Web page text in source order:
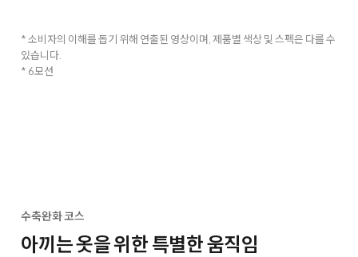
* 소비자의 이해를 돕기 위해 연출된 영상이며, 제품별 색상 및 스펙은 다를 수
있습니다.
* 6모션
수축완화 코스
아끼는 옷을 위한 특별한 움직임